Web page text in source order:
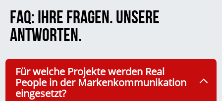
FAQ: IHRE FRAGEN. UNSERE
ANTWORTEN.
Für welche Projekte werden Real
People in der Markenkommunikation
eingesetzt?